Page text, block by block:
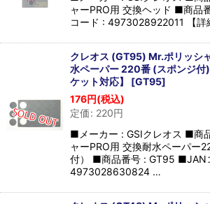
ャーPRO用 交換ヘッド ■商品
コード : 4973028922011 【
クレオス (GT95) Mr.ポリッシ
水ペーパー 220番 (スポンジ付
ケット対応】 [GT95]
176円(税込)
定価: 220円
■メーカー : GSIクレオス ■商
ャーPRO用 交換耐水ペーパー
付） ■商品番号 : GT95 ■JAN
4973028630824 …